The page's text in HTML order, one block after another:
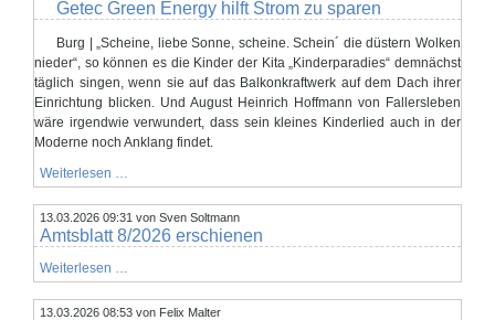
Einsichtnahme
die
Stasi-
Akten
Getec Green Energy hilft Strom zu sparen
Burg | „Scheine, liebe Sonne, scheine. Schein´ die düstern Wolken
nieder“, so können es die Kinder der Kita „Kinderparadies“ demnächst
täglich singen, wenn sie auf das Balkonkraftwerk auf dem Dach ihrer
Einrichtung blicken. Und August Heinrich Hoffmann von Fallersleben
wäre irgendwie verwundert, dass sein kleines Kinderlied auch in der
Moderne noch Anklang findet.
Weiterlesen …
Green
Energy
hilft
Strom
zu
13.03.2026 09:31 von Sven Soltmann
Amtsblatt 8/2026 erschienen
Weiterlesen …
8/2026
erschienen
13.03.2026 08:53 von Felix Malter